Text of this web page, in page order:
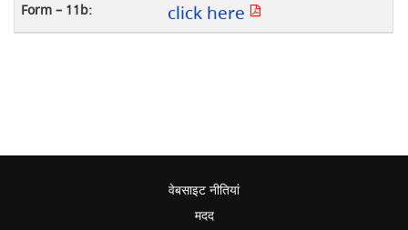
click here
वेबसाइट नीतियां
मदद